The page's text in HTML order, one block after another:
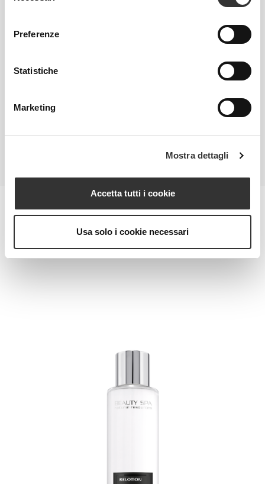
Preferenze
Statistiche
Marketing
Mostra dettagli
Accetta tutti i cookie
Usa solo i cookie necessari
Maschera Viso Compensativa e Disarrossante
TUTTI I PRODOTTI
PRODOTTI PER LA CURA
PROFESSIONALE